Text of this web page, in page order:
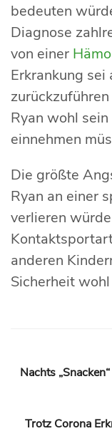
bedeuten
Diagnose
von einer
Erkrankung
Ryan wohl
einnehmen
Die größte
Ryan an einer
verlieren
anderen
Sicherheit
Nachts
Trotz Corona